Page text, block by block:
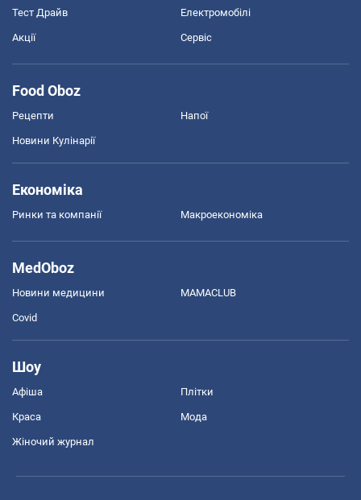
Тест Драйв Електромобілі
Акції Сервіс
Food Oboz
Рецепти Напої
Новини Кулінарії
Економіка
Ринки та компанії Макроекономіка
MedOboz
Новини медицини MAMACLUB
Covid
Шоу
Афіша Плітки
Краса Мода
Жіночий журнал